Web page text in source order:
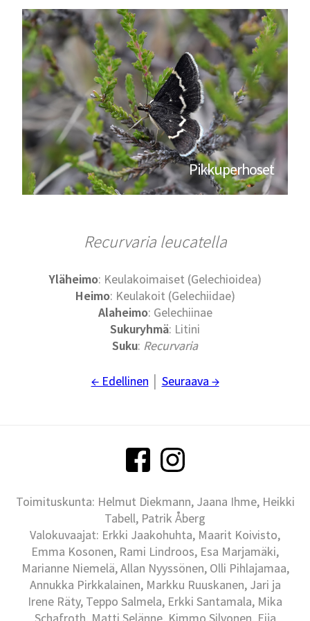
Pikkuperhoset
Recurvaria leucatella
Yläheimo: Keulakoimaiset (Gelechioidea)
Heimo: Keulakoit (Gelechiidae)
Alaheimo: Gelechiinae
Sukuryhmä: Litini
Suku: Recurvaria
← Edellinen Seuraava →
Toimituskunta: Helmut Diekmann, Jaana Ihme, Heikki
Tabell, Patrik Åberg
Valokuvaajat: Erkki Jaakohuhta, Maarit Koivisto,
Emma Kosonen, Rami Lindroos, Esa Marjamäki,
Marianne Niemelä, Allan Nyyssönen, Olli Pihlajamaa,
Annukka Pirkkalainen, Markku Ruuskanen, Jari ja
Irene Räty, Teppo Salmela, Erkki Santamala, Mika